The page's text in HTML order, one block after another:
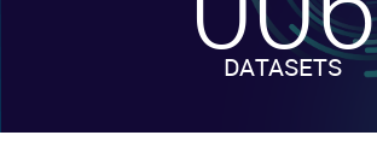
DATASETS